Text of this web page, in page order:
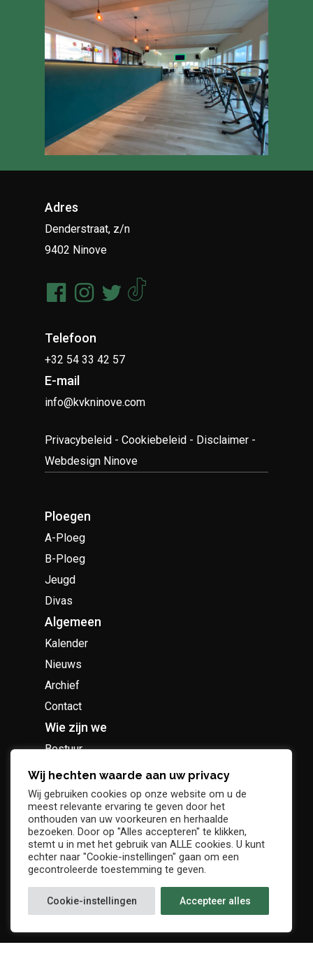
Adres
Denderstraat, z/n
9402 Ninove
Telefoon
+32 54 33 42 57
E-mail
info@kvkninove.com
Privacybeleid -Cookiebeleid - Disclaimer -
Webdesign Ninove
Ploegen
A-Ploeg
B-Ploeg
Jeugd
Divas
Algemeen
Kalender
Nieuws
Archief
Contact
Wie zijn we
Bestuur
Geschiedenis
Supportersclub
Socio Business Club
Wij hechten waarde aan uw privacy
Wij gebruiken cookies op onze website om u de
meest relevante ervaring te geven door het
onthouden van uw voorkeuren en herhaalde
bezoeken. Door op "Alles accepteren" te klikken,
stemt u in met het gebruik van ALLE cookies. U kunt
echter naar "Cookie-instellingen" gaan om een
gecontroleerde toestemming te geven.
Cookie-instellingen Accepteer alles